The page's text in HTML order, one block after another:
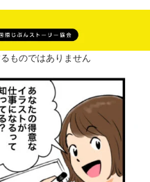
ものではありません